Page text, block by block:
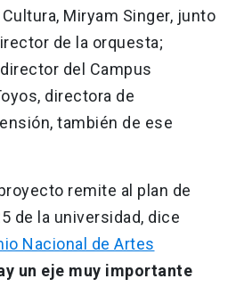
Miryam Singer, junto
de la orquesta;
del Campus
directora de
también de ese
remite al plan de
de la universidad, dice
Nacional de Artes
un eje muy importante